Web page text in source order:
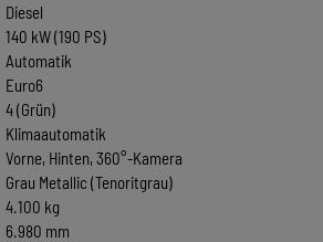
Diesel
140 kW (190 PS)
Automatik
Euro6
4 (Grün)
Klimaautomatik
Vorne, Hinten, 360°-Kamera
Grau Metallic (Tenoritgrau)
4.100 kg
6.980 mm